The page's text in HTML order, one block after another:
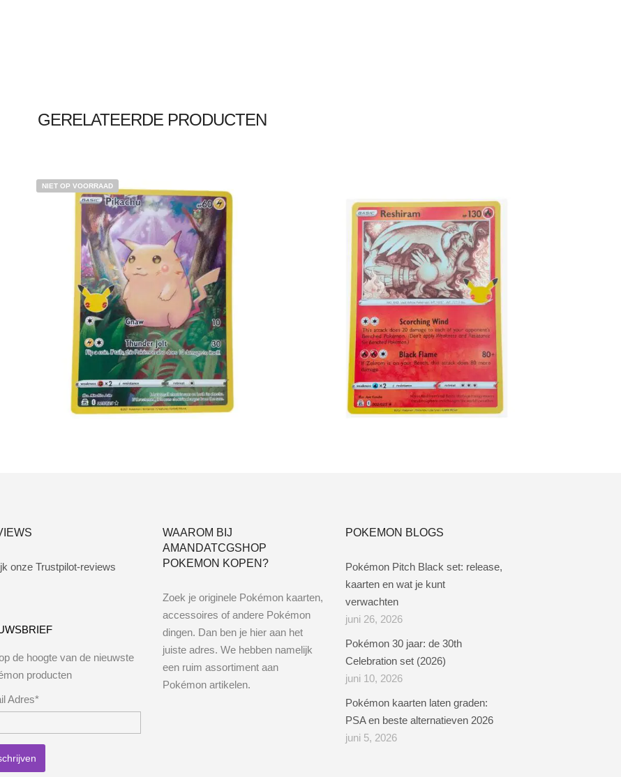
GERELATEERDE PRODUCTEN
NIET OP VOORRAAD
€2.99
onze Trustpilot-reviews
de hoogte van de nieuwste
producten
Adres*
WAAROM BIJ
AMANDATCGSHOP
POKEMON KOPEN?
Zoek je originele Pokémon kaarten,
accessoires of andere Pokémon
dingen. Dan ben je hier aan het
juiste adres. We hebben namelijk
een ruim assortiment aan
Pokémon artikelen.
POKEMON BLOGS
Pokémon Pitch Black set: release,
kaarten en wat je kunt
verwachten
juni 26, 2026
Pokémon 30 jaar: de 30th
Celebration set (2026)
juni 10, 2026
Pokémon kaarten laten graden:
PSA en beste alternatieven 2026
juni 5, 2026